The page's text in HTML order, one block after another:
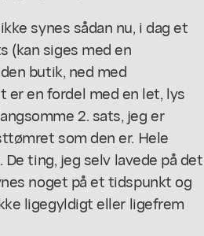
synes sådan nu, i dag et
(kan siges med en
butik, ned med
er en fordel med en let, lys
2. sats, jeg er
som den er. Hele
ting, jeg selv lavede på det
noget på et tidspunkt og
ligegyldigt eller ligefrem